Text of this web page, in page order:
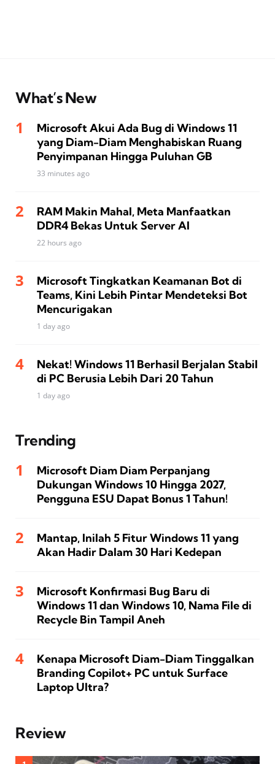
What’s New
Microsoft Akui Ada Bug di Windows 11
yang Diam-Diam Menghabiskan Ruang
Penyimpanan Hingga Puluhan GB
33 minutes ago
RAM Makin Mahal, Meta Manfaatkan
DDR4 Bekas Untuk Server AI
22 hours ago
Microsoft Tingkatkan Keamanan Bot di
Teams, Kini Lebih Pintar Mendeteksi Bot
Mencurigakan
1 day ago
Nekat! Windows 11 Berhasil Berjalan Stabil
di PC Berusia Lebih Dari 20 Tahun
1 day ago
Trending
Microsoft Diam Diam Perpanjang
Dukungan Windows 10 Hingga 2027,
Pengguna ESU Dapat Bonus 1 Tahun!
Mantap, Inilah 5 Fitur Windows 11 yang
Akan Hadir Dalam 30 Hari Kedepan
Microsoft Konfirmasi Bug Baru di
Windows 11 dan Windows 10, Nama File di
Recycle Bin Tampil Aneh
Kenapa Microsoft Diam-Diam Tinggalkan
Branding Copilot+ PC untuk Surface
Laptop Ultra?
Review